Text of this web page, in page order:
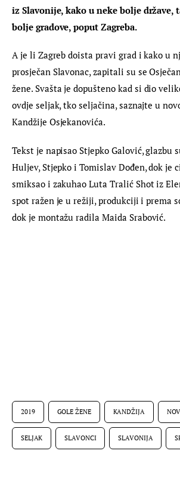
iz Slavonije, kako u neke bolje države,
bolje gradove, poput Zagreba.
A je li Zagreb doista pravi grad i kako u
prosječan Slavonac, zapitali su se
žene. Svašta je dopušteno kad si dio
ovdje seljak, tko seljačina, saznajte u
Kandžije Osjekanovića.
Tekst je napisao Stjepko Galović, glazbu
Huljev, Stjepko i Tomislav Dođen, dok je
smiksao i zakuhao Luta Tralić Shot iz
spot ražen je u režiji, produkciji i prema
dok je montažu radila Maida Srabović.
2019 GOLE ŽENE KANDŽIJA
SELJAK SLAVONCI SLAVONIJA